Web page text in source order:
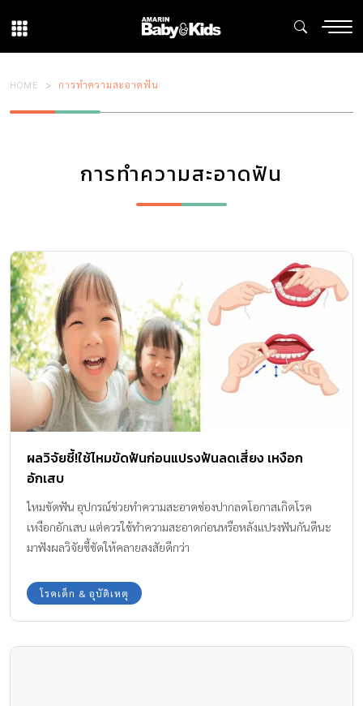
HOME การทำความสะอาดฟัน
การทำความสะอาดฟัน
ผลวิจัยชี้!ใช้ไหมขัดฟันก่อนแปรงฟันลดเสี่ยง เหงือก
อักเสบ
ไหมขัดฟัน อุปกรณ์ช่วยทำความสะอาดช่องปากลดโอกาสเกิดโรค
เหงือกอักเสบ แต่ควรใช้ทำความสะอาดก่อนหรือหลังแปรงฟันกันดีนะ
มาฟังผลวิจัยชี้ชัดให้คลายสงสัยดีกว่า
โรคเด็ก & อุบัติเหตุ